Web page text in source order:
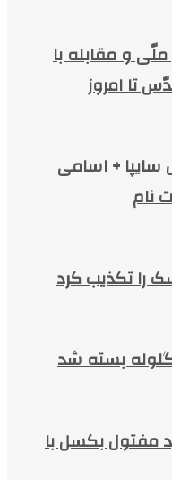
و مقابله با
تا امروز
۳ محصول سایپا + اسامی
نام
را تکذیب کرد
گلوله بسته شد
مفتول بکسل با